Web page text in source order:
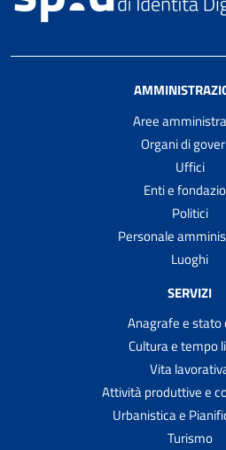
Aree
Organi di
Uffici
Enti e
Politici
Personale
Luoghi
SERVIZI
Anagrafe e stato
Cultura e tempo
Vita
Attività produttive e
Urbanistica e
Turismo